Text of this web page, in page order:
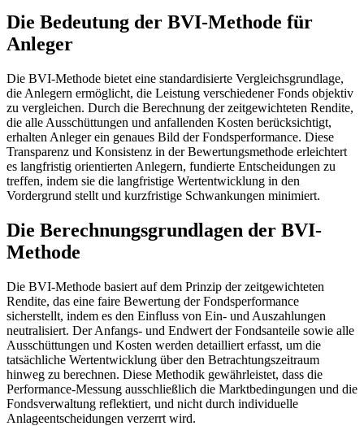
Die Bedeutung der BVI-Methode für
Anleger
Die BVI-Methode bietet eine standardisierte Vergleichsgrundlage,
die Anlegern ermöglicht, die Leistung verschiedener Fonds objektiv
zu vergleichen. Durch die Berechnung der zeitgewichteten Rendite,
die alle Ausschüttungen und anfallenden Kosten berücksichtigt,
erhalten Anleger ein genaues Bild der Fondsperformance. Diese
Transparenz und Konsistenz in der Bewertungsmethode erleichtert
es langfristig orientierten Anlegern, fundierte Entscheidungen zu
treffen, indem sie die langfristige Wertentwicklung in den
Vordergrund stellt und kurzfristige Schwankungen minimiert.
Die Berechnungsgrundlagen der BVI-
Methode
Die BVI-Methode basiert auf dem Prinzip der zeitgewichteten
Rendite, das eine faire Bewertung der Fondsperformance
sicherstellt, indem es den Einfluss von Ein- und Auszahlungen
neutralisiert. Der Anfangs- und Endwert der Fondsanteile sowie alle
Ausschüttungen und Kosten werden detailliert erfasst, um die
tatsächliche Wertentwicklung über den Betrachtungszeitraum
hinweg zu berechnen. Diese Methodik gewährleistet, dass die
Performance-Messung ausschließlich die Marktbedingungen und die
Fondsverwaltung reflektiert, und nicht durch individuelle
Anlageentscheidungen verzerrt wird.